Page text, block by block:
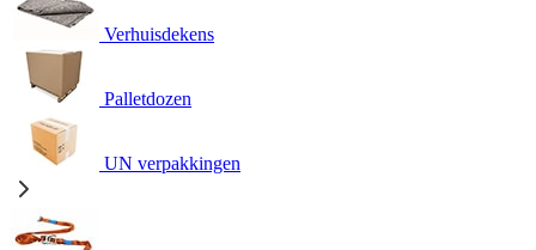
Verhuisdekens
Palletdozen
UN verpakkingen